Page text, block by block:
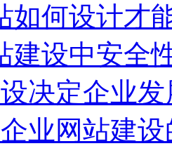
如何设计才
建设中安全
决定企业
业网站建